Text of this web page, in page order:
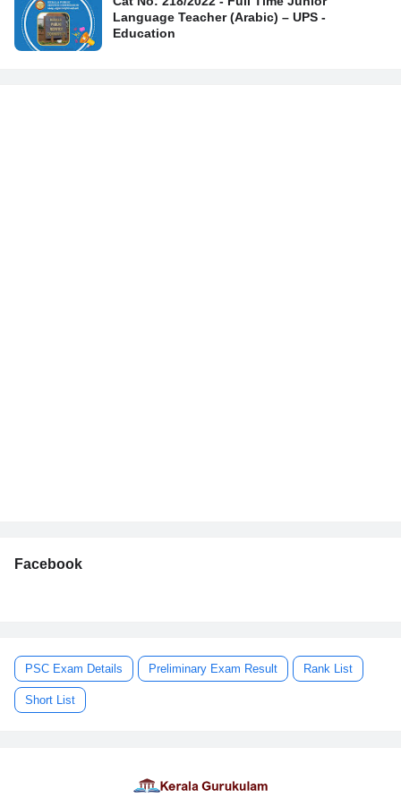
Language Teacher (Arabic) – UPS -
Education
Facebook
PSC Exam Details Preliminary Exam Result Rank List
Short List